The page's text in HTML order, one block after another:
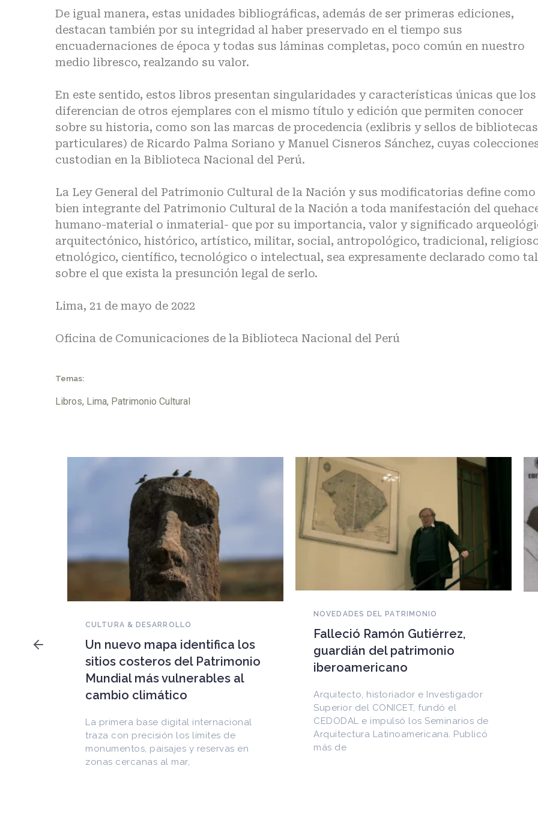
De igual manera, estas unidades bibliográficas, además de ser primeras ediciones,
destacan también por su integridad al haber preservado en el tiempo sus
encuadernaciones de época y todas sus láminas completas, poco común en nuestro
medio libresco, realzando su valor.
En este sentido, estos libros presentan singularidades y características únicas que los
diferencian de otros ejemplares con el mismo título y edición que permiten conocer
sobre su historia, como son las marcas de procedencia (exlibris y sellos de bibliotecas
particulares) de Ricardo Palma Soriano y Manuel Cisneros Sánchez, cuyas
custodian en la Biblioteca Nacional del Perú.
La Ley General del Patrimonio Cultural de la Nación y sus modificatorias define como
bien integrante del Patrimonio Cultural de la Nación a toda manifestación del
humano-material o inmaterial- que por su importancia, valor y significado
arquitectónico, histórico, artístico, militar, social, antropológico, tradicional,
etnológico, científico, tecnológico o intelectual, sea expresamente declarado como
sobre el que exista la presunción legal de serlo.
Lima, 21 de mayo de 2022
Oficina de Comunicaciones de la Biblioteca Nacional del Perú
Temas:
Libros, Lima, Patrimonio Cultural
guardián del patrimonio
iberoamericano
Arquitecto, historiador e Investigador
CEDODAL e impulsó los Seminarios de
Arquitectura Latinoamericana. Publicó
más de
NOVEDADES DEL PATRIMONIO
EEUU devuelve a Cuba
documentos históricos
sustraídos del Archivo
en internet
Entre los materiales recuperados
figuran la Constitución de la Yaya de